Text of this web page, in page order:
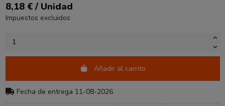
8,18 € / Unidad
Impuestos excluidos
Añadir al carrito
Fecha de entrega 11-08-2026